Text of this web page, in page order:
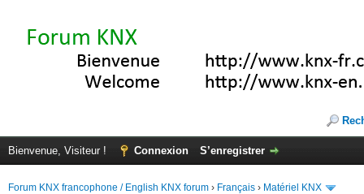
Bienvenue, Visiteur ! Connexion S’enregistrer
Forum KNX francophone / English KNX forum › Français › Matériel KNX